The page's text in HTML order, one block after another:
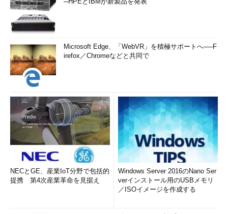
Microsoft Edge、「WebVR」を積極サポートへ──F
irefox／Chromeなどと共同で
NECとGE、産業IoT分野で包括的
提携 第4次産業革命を見据え
Windows Server 2016のNano Ser
verインストール用のUSBメモリ
／ISOイメージを作成する